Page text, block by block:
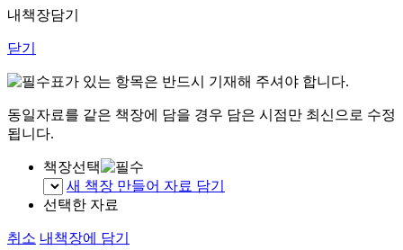
내책장담기
닫기
표가 있는 항목은 반드시 기재해 주셔야 합니다.
동일자료를 같은 책장에 담을 경우 담은 시점만 최신으로 수정
됩니다.
책장선택
새 책장 만들어 자료 담기
선택한 자료
취소 내책장에 담기